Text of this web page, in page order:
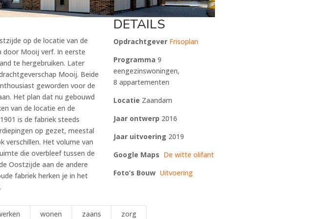
op de locatie van de
door Mooij verf. In eerste
te hergebruiken. Later
Mooij. Beide
geworden voor de
Het plan dat nu gebouwd
van de locatie en de
is de fabriek steeds
op gezet, meestal
verschillen. Het volume van
die overbleef tussen de
Oostzijde aan de andere
fabriek herken je in het
DETAILS
Opdrachtgever Frisoplan
Programma 9
eengezinswoningen,
8 appartementen
Locatie Zaandam
Jaar ontwerp 2016
Jaar uitvoering 2019
Google Maps De witte olifant
Foto’s Bouw Uitvoering
wonen zaans zorg